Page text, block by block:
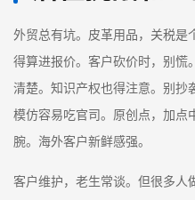
外贸总有坑。皮革用品，关税是
得算进报价。客户砍价时，别慌
清楚。知识产权也得注意。别抄
模仿容易吃官司。原创点，加点
腕。海外客户新鲜感强。
客户维护，老生常谈。但很多人